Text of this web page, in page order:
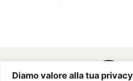
Diamo valore alla tua privacy